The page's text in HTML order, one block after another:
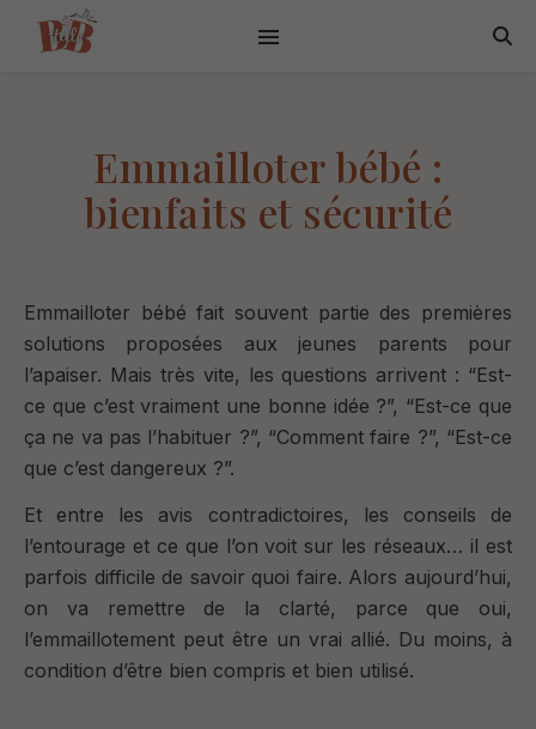
Emmailloter bébé :
bienfaits et sécurité
Emmailloter bébé fait souvent partie des premières
solutions proposées aux jeunes parents pour
l’apaiser. Mais très vite, les questions arrivent : “Est-
ce que c’est vraiment une bonne idée ?”, “Est-ce que
ça ne va pas l’habituer ?”, “Comment faire ?”, “Est-ce
que c’est dangereux ?”.
Et entre les avis contradictoires, les conseils de
l’entourage et ce que l’on voit sur les réseaux… il est
parfois difficile de savoir quoi faire. Alors aujourd’hui,
on va remettre de la clarté, parce que oui,
l’emmaillotement peut être un vrai allié. Du moins, à
condition d’être bien compris et bien utilisé.